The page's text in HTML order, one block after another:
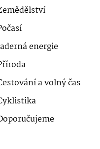
energie
a volný čas